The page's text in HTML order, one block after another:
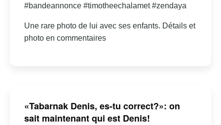
#bandeannonce #timotheechalamet #zendaya
Une rare photo de lui avec ses enfants. Détails et
photo en commentaires
«Tabarnak Denis, es-tu correct?»: on
sait maintenant qui est Denis!